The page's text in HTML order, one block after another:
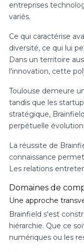
entreprises
variés.
Ce qui caractérise
diversité, ce qui lui
Dans un territoire
l'innovation, cette
Toulouse demeure
tandis que les
stratégique,
perpétuelle évolution.
La réussite de
connaissance
Les relations
Domaines de
Une approche
Brainfield s'est
hiérarchie. Que ce
numériques ou les